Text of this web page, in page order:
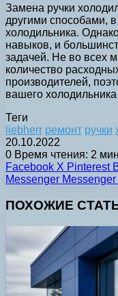
Замена ручки
другими способами,
холодильника.
навыков, и
задачей. Не во всех
количество
производителей,
вашего
Теги
liebherr ремонт ручки
20.10.2022
0 Время чтения: 2
Facebook X Pinterest
Messenger Messenger
ПОХОЖИЕ